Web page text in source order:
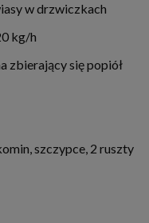
w drzwiczkach
kg/h
zbierający się popiół
szczypce, 2 ruszty